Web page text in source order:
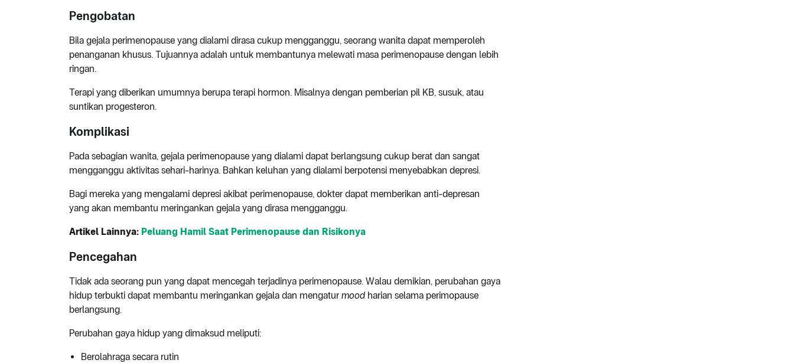
Pengobatan
Bila gejala perimenopause yang dialami dirasa cukup mengganggu, seorang wanita dapat memperoleh
penanganan khusus. Tujuannya adalah untuk membantunya melewati masa perimenopause dengan lebih
ringan.
Terapi yang diberikan umumnya berupa terapi hormon. Misalnya dengan pemberian pil KB, susuk, atau
suntikan progesteron.
Komplikasi
Pada sebagian wanita, gejala perimenopause yang dialami dapat berlangsung cukup berat dan sangat
mengganggu aktivitas sehari-harinya. Bahkan keluhan yang dialami berpotensi menyebabkan depresi.
Bagi mereka yang mengalami depresi akibat perimenopause, dokter dapat memberikan anti-depresan
yang akan membantu meringankan gejala yang dirasa mengganggu.
Artikel Lainnya: Peluang Hamil Saat Perimenopause dan Risikonya
Pencegahan
Tidak ada seorang pun yang dapat mencegah terjadinya perimenopause. Walau demikian, perubahan gaya
hidup terbukti dapat membantu meringankan gejala dan mengatur mood harian selama perimopause
berlangsung.
Perubahan gaya hidup yang dimaksud meliputi:
Berolahraga secara rutin